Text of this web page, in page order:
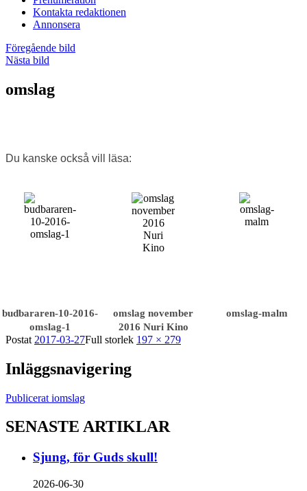
Kontakta redaktionen
Annonsera
Föregående bild
Nästa bild
omslag
Du kanske också vill läsa:
budbararen-10-2016-
omslag-1
omslag november
2016 Nuri Kino
omslag-malm
Postat 2017-03-27Full storlek 197 × 279
Inläggsnavigering
Publicerat iomslag
SENASTE ARTIKLAR
Sjung, för Guds skull!
2026-06-30